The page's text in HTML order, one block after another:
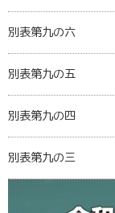
別表第九の六
別表第九の五
別表第九の四
別表第九の三